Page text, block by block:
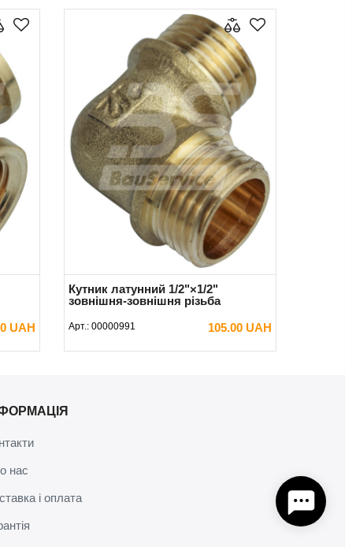
UAH
Кутник латунний 1/2"×1/2"
зовнішня-зовнішня різьба
Арт.: 00000991 105.00 UAH
В КОШИК
нас
і оплата